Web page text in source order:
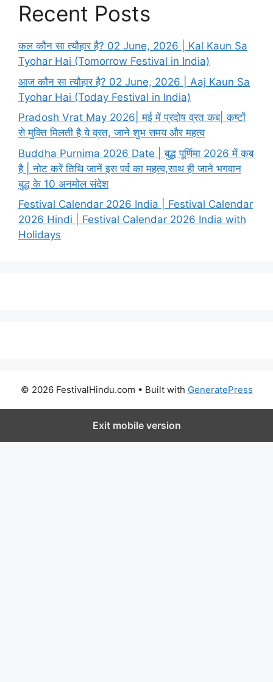
Recent Posts
कल कौन सा त्यौहार है? 02 June, 2026 | Kal Kaun Sa
Tyohar Hai (Tomorrow Festival in India)
आज कौन सा त्यौहार है? 02 June, 2026 | Aaj Kaun Sa
Tyohar Hai (Today Festival in India)
Pradosh Vrat May 2026| मई में प्रदोष व्रत कब| कष्टों
से मुक्ति मिलती है ये व्रत, जाने शुभ समय और महत्व
Buddha Purnima 2026 Date | बुद्ध पूर्णिमा 2026 में कब
है | नोट करें तिथि जानें इस पर्व का महत्व,साथ ही जाने भगवान
बुद्ध के 10 अनमोल संदेश
Festival Calendar 2026 India | Festival Calendar
2026 Hindi | Festival Calendar 2026 India with
Holidays
© 2026 FestivalHindu.com • Built with GeneratePress
Exit mobile version